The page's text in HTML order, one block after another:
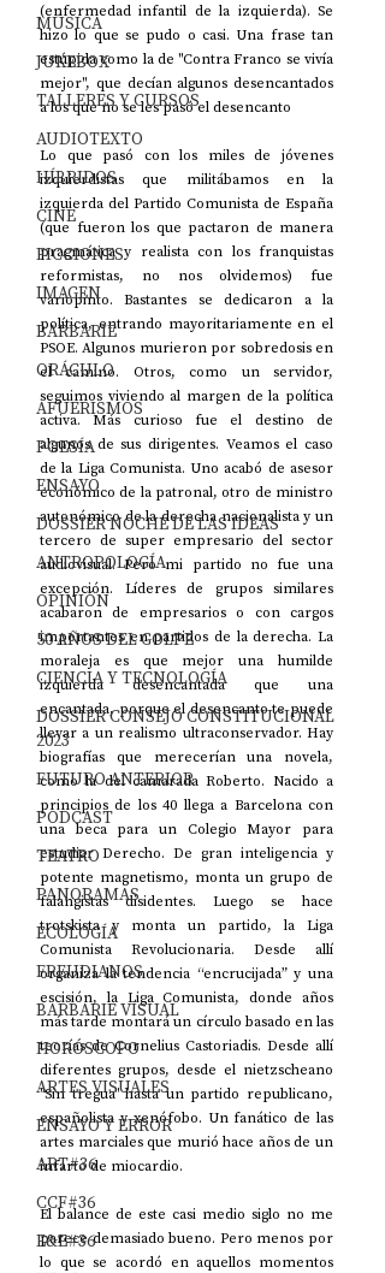
MÚSICA
JUKEBOX
TALLERES Y CURSOS
AUDIOTEXTO
HÍBRIDOS
CINE
FICCIONES
IMAGEN
BARBARIE
ORÁCULO
AFUERISMOS
POESÍA
ENSAYO
DOSSIER NOCHE DE LAS IDEAS
ANTROPOLOGÍA
OPINIÓN
50 AÑOS DEL GOLPE
CIENCIA Y TECNOLOGÍA
DOSSIER CONSEJO CONSTITUCIONAL
2023
FUTURO ANTERIOR
PODCAST
TEATRO
PANORAMAS
ECOLOGÍA
FREUDIANOS
BARBARIE VISUAL
HORÓSCOPO
ARTES VISUALES
ENSAYO Y ERROR
ART#36
CCF#36
E&E#36
(enfermedad infantil de la izquierda). Se
hizo lo que se pudo o casi. Una frase tan
estúpida como la de "Contra Franco se vivía
mejor", que decían algunos desencantados
a los que no se les pasó el desencanto
Lo que pasó con los miles de jóvenes
izquierdistas que militábamos en la
izquierda del Partido Comunista de España
(que fueron los que pactaron de manera
pragmática y realista con los franquistas
reformistas, no nos olvidemos) fue
variopinto. Bastantes se dedicaron a la
política, entrando mayoritariamente en el
PSOE. Algunos murieron por sobredosis en
el camino. Otros, como un servidor,
seguimos viviendo al margen de la política
activa. Más curioso fue el destino de
algunos de sus dirigentes. Veamos el caso
de la Liga Comunista. Uno acabó de asesor
económico de la patronal, otro de ministro
autonómico de la derecha nacionalista y un
tercero de super empresario del sector
audiovisual. Pero mi partido no fue una
excepción. Líderes de grupos similares
acabaron de empresarios o con cargos
importantes en partidos de la derecha. La
moraleja es que mejor una humilde
izquierda desencantada que una
encantada, porque el desencanto te puede
llevar a un realismo ultraconservador. Hay
biografías que merecerían una novela,
como la del camarada Roberto. Nacido a
principios de los 40 llega a Barcelona con
una beca para un Colegio Mayor para
estudiar Derecho. De gran inteligencia y
potente magnetismo, monta un grupo de
falangistas disidentes. Luego se hace
trotskista y monta un partido, la Liga
Comunista Revolucionaria. Desde allí
organiza la tendencia “encrucijada” y una
escisión, la Liga Comunista, donde años
más tarde montará un círculo basado en las
teorías de Cornelius Castoriadis. Desde allí
diferentes grupos, desde el nietzscheano
"Sin tregua" hasta un partido republicano,
españolista y xenófobo. Un fanático de las
artes marciales que murió hace años de un
infarto de miocardio.
El balance de este casi medio siglo no me
parece demasiado bueno. Pero menos por
lo que se acordó en aquellos momentos